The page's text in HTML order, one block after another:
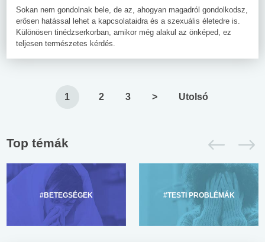
Sokan nem gondolnak bele, de az, ahogyan magadról gondolkodsz,
erősen hatással lehet a kapcsolataidra és a szexuális életedre is.
Különösen tinédzserkorban, amikor még alakul az önképed, ez
teljesen természetes kérdés.
1 2 3 > Utolsó
Top témák
#BETEGSÉGEK #TESTI PROBLÉMÁK